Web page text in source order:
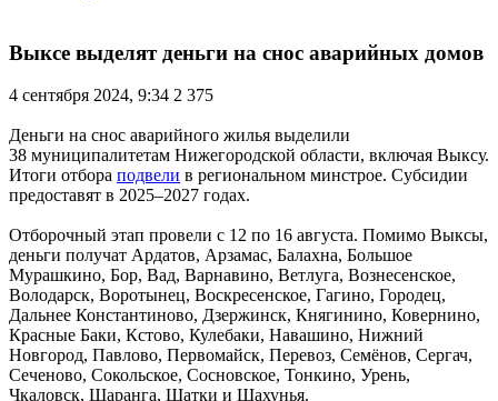
Выксе выделят деньги на снос аварийных домов
4 сентября 2024, 9:34 2 375
Деньги на снос аварийного жилья выделили
38 муниципалитетам Нижегородской области, включая Выксу.
Итоги отбора подвели в региональном минстрое. Субсидии
предоставят в 2025–2027 годах.
Отборочный этап провели с 12 по 16 августа. Помимо Выксы,
деньги получат Ардатов, Арзамас, Балахна, Большое
Мурашкино, Бор, Вад, Варнавино, Ветлуга, Вознесенское,
Володарск, Воротынец, Воскресенское, Гагино, Городец,
Дальнее Константиново, Дзержинск, Княгинино, Ковернино,
Красные Баки, Кстово, Кулебаки, Навашино, Нижний
Новгород, Павлово, Первомайск, Перевоз, Семёнов, Сергач,
Сеченово, Сокольское, Сосновское, Тонкино, Урень,
Чкаловск, Шаранга, Шатки и Шахунья.